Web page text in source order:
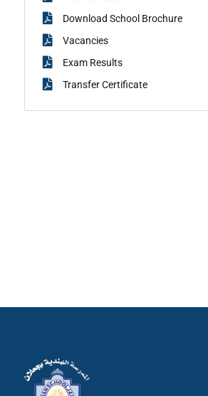
Download School Brochure
Vacancies
Exam Results
Transfer Certificate